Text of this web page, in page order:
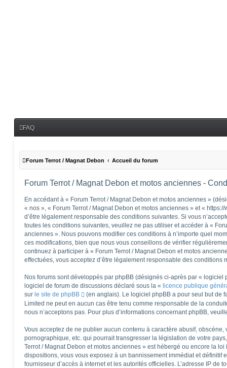
FAQ
Forum Terrot / Magnat Debon Accueil du forum
Forum Terrot / Magnat Debon et motos anciennes -
En accédant à « Forum Terrot / Magnat Debon et motos anciennes »
« nos », « Forum Terrot / Magnat Debon et motos anciennes » et «
d’être légalement responsable des conditions suivantes. Si vous
toutes les conditions suivantes, veuillez ne pas utiliser et accéder à «
anciennes ». Nous pouvons modifier ces conditions à n’importe quel
ces modifications, bien que nous vous conseillons de vérifier
continuez à participer à « Forum Terrot / Magnat Debon et motos
effectuées, vous acceptez d’être légalement responsable des conditions
Nos forums sont développés par phpBB (désignés ci-après par « logiciel
logiciel de forum de discussions déclaré sous la « licence publique
sur le site de phpBB
(en anglais). Le logiciel phpBB a pour seul but de
Limited ne peut en aucun cas être tenu comme responsable de la
nous n’acceptons pas. Pour plus d’informations concernant phpBB,
Vous acceptez de ne publier aucun contenu à caractère abusif,
pornographique, etc. qui pourrait transgresser la législation de votre
Terrot / Magnat Debon et motos anciennes » est hébergé ou encore la
dispositions, vous vous exposez à un bannissement immédiat et définitif
fournisseur d’accès à internet et les autorités officielles. L’adresse IP de